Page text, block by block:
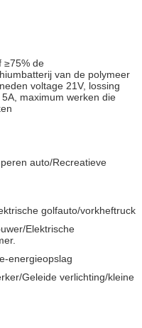
≥75% de
van de polymeer
voltage 21V, lossing
maximum werken die
auto/Recreatieve
golfauto/vorkheftruck
Elektrische
energieopslag
Geleide verlichting/kleine